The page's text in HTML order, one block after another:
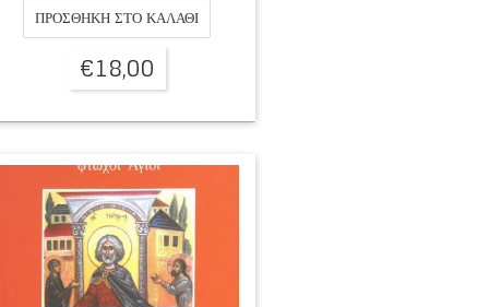
ΠΡΟΣΘΉΚΗ ΣΤΟ ΚΑΛΆΘΙ
€18,00